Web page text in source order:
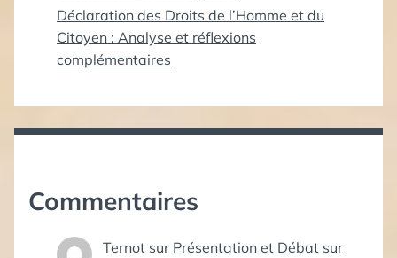
Déclaration des Droits de l’Homme et du
Citoyen : Analyse et réflexions
complémentaires
Commentaires
Ternot sur Présentation et Débat sur